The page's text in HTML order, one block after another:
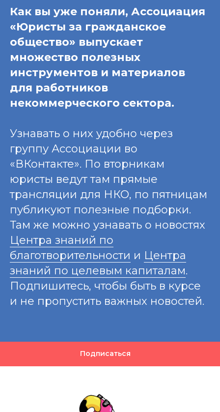
Как вы уже поняли, Ассоциация
«Юристы за гражданское
общество» выпускает
множество полезных
инструментов и материалов
для работников
некоммерческого сектора.
Узнавать о них удобно через
группу Ассоциации во
«ВКонтакте». По вторникам
юристы ведут там прямые
трансляции для НКО, по пятницам
публикуют полезные подборки.
Там же можно узнавать о новостях
Центра знаний по
благотворительности и Центра
знаний по целевым капиталам.
Подпишитесь, чтобы быть в курсе
и не пропустить важных новостей.
Подписаться